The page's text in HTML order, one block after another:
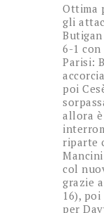
Ottima
gli
6-1
Parisi:
poi
allora è
riparte
col
grazie
16),
per